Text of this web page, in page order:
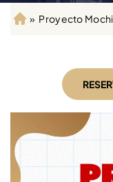
Ini » Proyecto